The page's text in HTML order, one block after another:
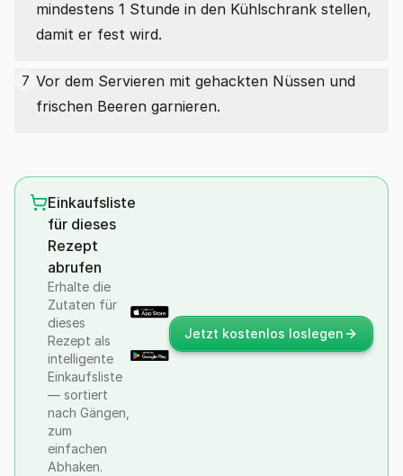
mindestens 1 Stunde in den Kühlschrank stellen,
damit er fest wird.
7 Vor dem Servieren mit gehackten Nüssen und
frischen Beeren garnieren.
Einkaufsliste
für dieses
Rezept
abrufen
Erhalte die
Zutaten für
dieses
Rezept als
intelligente
Einkaufsliste
— sortiert
nach Gängen,
zum
einfachen
Abhaken.
Jetzt kostenlos loslegen